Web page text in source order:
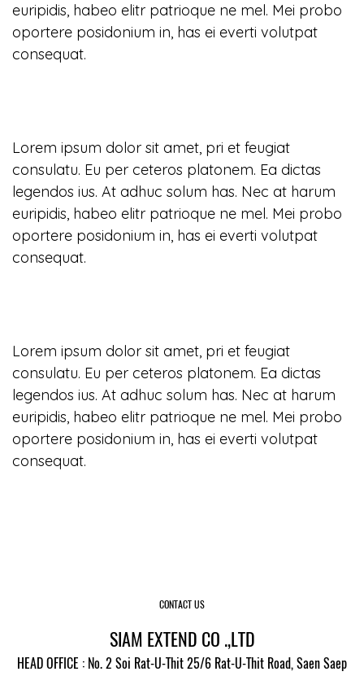
euripidis, habeo elitr patrioque ne mel. Mei probo
oportere posidonium in, has ei everti volutpat
consequat.
Lorem ipsum dolor sit amet, pri et feugiat
consulatu. Eu per ceteros platonem. Ea dictas
legendos ius. At adhuc solum has. Nec at harum
euripidis, habeo elitr patrioque ne mel. Mei probo
oportere posidonium in, has ei everti volutpat
consequat.
Lorem ipsum dolor sit amet, pri et feugiat
consulatu. Eu per ceteros platonem. Ea dictas
legendos ius. At adhuc solum has. Nec at harum
euripidis, habeo elitr patrioque ne mel. Mei probo
oportere posidonium in, has ei everti volutpat
consequat.
CONTACT US
SIAM EXTEND CO .,LTD
HEAD OFFICE : No. 2 Soi Rat-U-Thit 25/6 Rat-U-Thit Road, Saen Saep